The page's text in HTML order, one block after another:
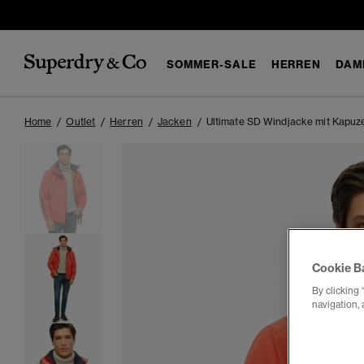
SOMMER-SALE HERREN
Home Outlet Herren Jacken Ultimate SD Windjacke mit
Cookie
By clicking
navigation,